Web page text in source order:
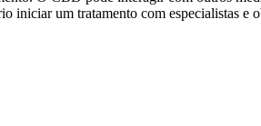
iniciar um tratamento com especialistas e